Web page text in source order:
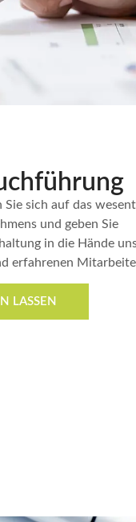
Sie sich auf das
und geben Sie
in die Hände
erfahrenen
LASSEN